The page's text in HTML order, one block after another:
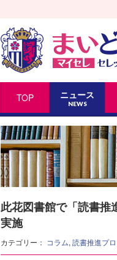
TOP ニュース
NEWS
此花図書館で「読書推
実施
カテゴリー： コラム, 読書推進プ